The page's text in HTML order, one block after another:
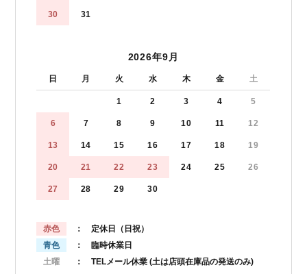
30 31
2026年9月
日 月 火 水 木 金 土
1 2 3 4 5
6 7 8 9 10 11 12
13 14 15 16 17 18 19
20 21 22 23 24 25 26
27 28 29 30
赤色
： 定休日（日祝）
青色
： 臨時休業日
土曜
： TELメール休業 (土は店頭在庫品の発送のみ)